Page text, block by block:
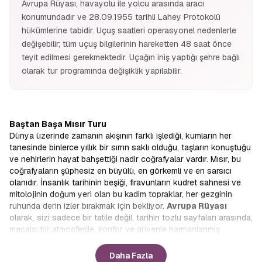
Avrupa Rüyası, havayolu ile yolcu arasında aracı
konumundadır ve 28.09.1955 tarihli Lahey Protokolü
hükümlerine tabidir. Uçuş saatleri operasyonel nedenlerle
değişebilir; tüm uçuş bilgilerinin hareketten 48 saat önce
teyit edilmesi gerekmektedir. Uçağın iniş yaptığı şehre bağlı
olarak tur programında değişiklik yapılabilir.
Baştan Başa Mısır Turu
Dünya üzerinde zamanın akışının farklı işlediği, kumların her
tanesinde binlerce yıllık bir sırrın saklı olduğu, taşların konuştuğu
ve nehirlerin hayat bahşettiği nadir coğrafyalar vardır. Mısır, bu
coğrafyaların şüphesiz en büyülü, en görkemli ve en sarsıcı
olanıdır. İnsanlık tarihinin beşiği, firavunların kudret sahnesi ve
mitolojinin doğum yeri olan bu kadim topraklar, her gezginin
ruhunda derin izler bırakmak için bekliyor. Avrupa Rüyası
olarak, sizi sadece bir tatile değil, tarihin tozlu sayfaları arasında,
masalsı bir atmosferde, konfor ve güvenle harmanlanmış
ötesine geçen rotamızla, bu eşsiz serüvende yerinizi
Daha Fazla